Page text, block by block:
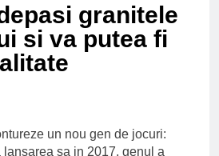
Earthing sau
beneficiile contactului
cu Pamantul
6 Ani Ago
granitele
si va putea fi
un nou gen de jocuri:
sa in 2017, genul a